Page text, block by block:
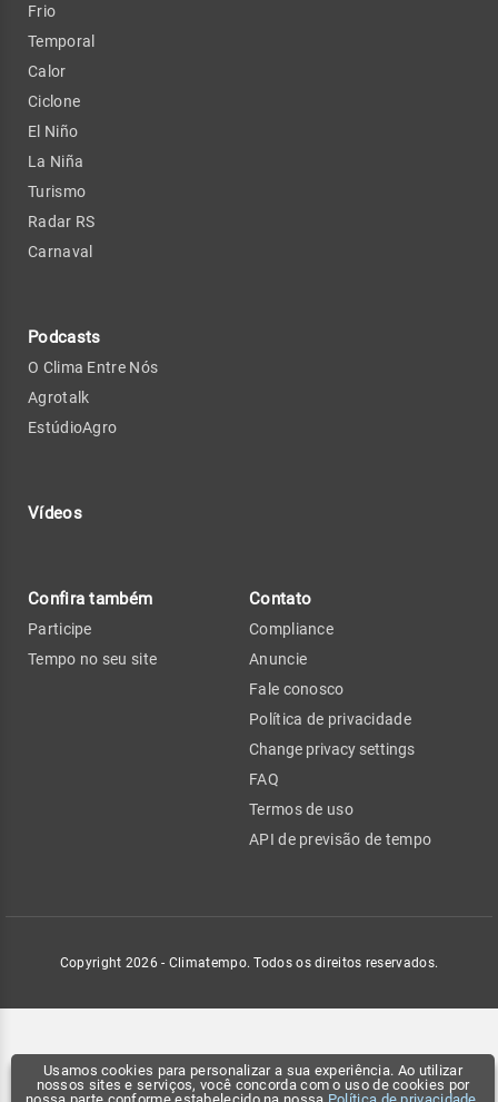
Usamos cookies para personalizar a sua experiência. Ao utilizar
nossos sites e serviços, você concorda com o uso de cookies por
Frio
Temporal
Calor
Ciclone
El Niño
La Niña
Turismo
Radar RS
Carnaval
Podcasts
O Clima Entre Nós
Agrotalk
EstúdioAgro
Vídeos
Confira também
Participe
Tempo no seu site
Contato
Compliance
Anuncie
Fale conosco
Política de privacidade
Change privacy settings
FAQ
Termos de uso
API de previsão de tempo
Copyright 2026 - Climatempo. Todos os direitos reservados.